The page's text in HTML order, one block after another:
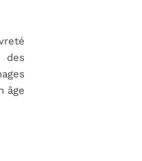
des
âge